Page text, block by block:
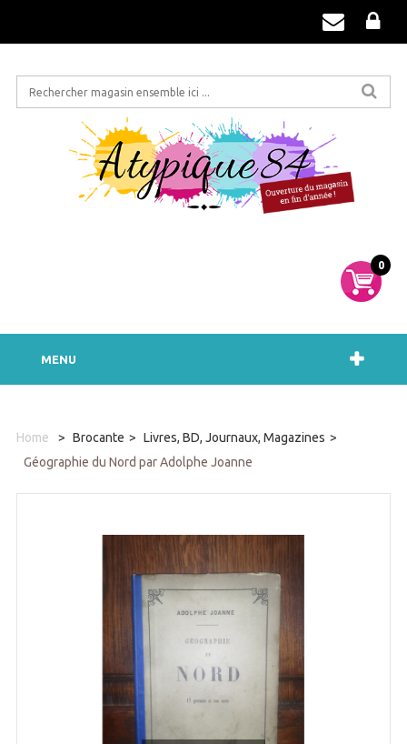
0
MENU
Home > Brocante > Livres, BD, Journaux, Magazines >
Géographie du Nord par Adolphe Joanne